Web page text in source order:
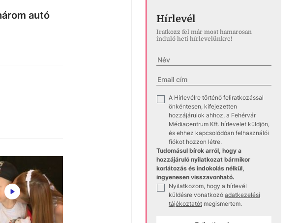
autó
Hírlevél
Iratkozz fel már most hamarosan
induló heti hírlevelünkre!
A Hírlevélre történő feliratkozással
önkéntesen, kifejezetten
hozzájárulok ahhoz, a Fehérvár
Médiacentrum Kft. hírlevelet küldjön,
és ehhez kapcsolódóan felhasználói
fiókot hozzon létre.
Tudomásul bírok arról, hogy a
hozzájáruló nyilatkozat bármikor
korlátozás és indokolás nélkül,
ingyenesen visszavonható.
Nyilatkozom, hogy a hírlevél
küldésre vonatkozó adatkezelési
tájékoztatót megismertem.